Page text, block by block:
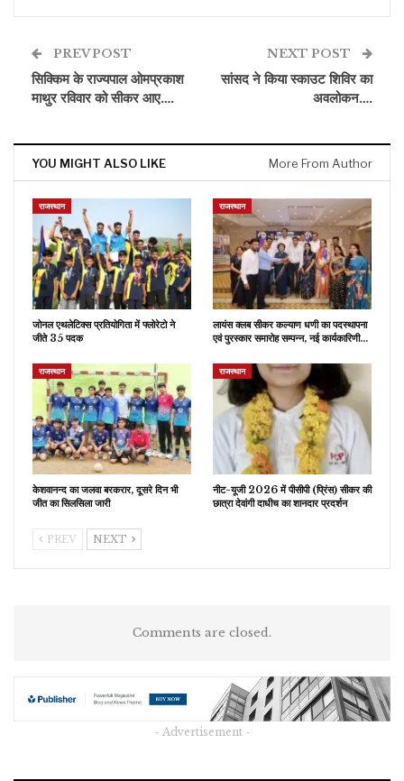
PREV POST
सिक्किम के राज्यपाल ओमप्रकाश
माथुर रविवार को सीकर आए….
NEXT POST
सांसद ने किया स्काउट शिविर का
अवलोकन….
YOU MIGHT ALSO LIKE More From Author
राजस्थान
जोनल एथलेटिक्स प्रतियोगिता में फ्लोरेटो ने
जीते 35 पदक
राजस्थान
लायंस क्लब सीकर कल्याण धणी का पदस्थापना
एवं पुरस्कार समारोह सम्पन्न, नई कार्यकारिणी…
राजस्थान
केशवानन्द का जलवा बरकरार, दूसरे दिन भी
जीत का सिलसिला जारी
राजस्थान
नीट-यूजी 2026 में पीसीपी (प्रिंस) सीकर की
छात्रा देवांगी दाधीच का शानदार प्रदर्शन
PREV NEXT
Comments are closed.
- Advertisement -